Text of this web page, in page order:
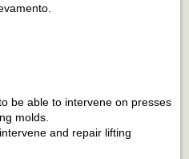
be able to intervene on presses
molds.
and repair lifting